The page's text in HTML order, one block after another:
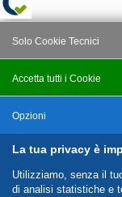
La tua privacy è
Utilizziamo, senza il
di analisi statistiche e
Accetta tutti i Cookie
Solo Cookie Tecnici
Salva
Opzioni
Nascondi Opzioni